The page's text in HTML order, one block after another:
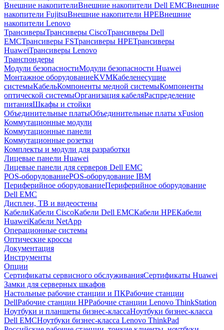
Внешние накопителиВнешние накопители Dell EMCВнешние
накопители FujitsuВнешние накопители HPEВнешние
накопители Lenovo
ТрансиверыТрансиверы CiscoТрансиверы Dell
EMCТрансиверы FSТрансиверы HPEТрансиверы
HuaweiТрансиверы Lenovo
Транспондеры
Модули безопасностиМодули безопасности Huawei
Монтажное оборудованиеKVMКабеленесущие
системыКабельКомпоненты медной системыКомпоненты
оптической системыОрганизация кабеляРаспределение
питанияШкафы и стойки
Объединительные платыОбъединительные платы xFusion
Коммутационные модули
Коммутационные панели
Коммутационные розетки
Комплекты и модули для разработки
Лицевые панели Huawei
Лицевые панели для серверов Dell EMC
POS-оборудованиеPOS-оборудование IBM
Периферийное оборудованиеПериферийное оборудование
Dell EMC
Дисплеи, ТВ и видеостены
КабелиКабели CiscoКабели Dell EMCКабели HPEКабели
HuaweiКабели NetApp
Операционные системы
Оптические кроссы
Документация
Инструменты
Опции
Сертификаты сервисного обслуживанияСертификаты Huawei
Замки для серверных шкафов
Настольные рабочие станции и ПКРабочие станции
DellРабочие станции HPРабочие станции Lenovo ThinkStation
Ноутбуки и планшеты бизнес-классаНоутбуки бизнес-класса
Dell EMCНоутбуки бизнес-класса Lenovo ThinkPad